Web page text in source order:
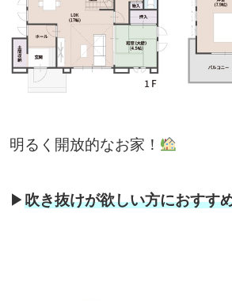
明るく開放的なお家！
▶吹き抜けが欲しい方におすす